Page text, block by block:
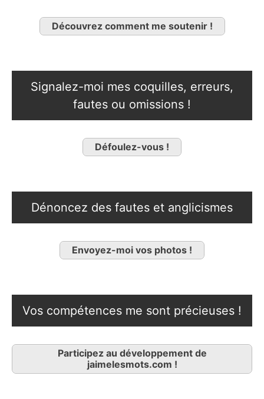
Découvrez comment me soutenir !
Signalez-moi mes coquilles, erreurs,
fautes ou omissions !
Défoulez-vous !
Dénoncez des fautes et anglicismes
Envoyez-moi vos photos !
Vos compétences me sont précieuses !
Participez au développement de
jaimelesmots.com !